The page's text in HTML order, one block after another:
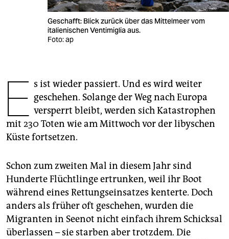
fragen & hilfe
unterstützen
genossenschaft
epaper login
Geschafft: Blick zurück über das Mittelmeer vom
italienischen Ventimiglia aus.
Foto: ap
E s ist wieder passiert. Und es wird weiter
geschehen. Solange der Weg nach Europa
versperrt bleibt, werden sich Katastrophen
mit 230 Toten wie am Mittwoch vor der libyschen
Küste fortsetzen.
Schon zum zweiten Mal in diesem Jahr sind
Hunderte Flüchtlinge ertrunken, weil ihr Boot
während eines Rettungseinsatzes kenterte. Doch
anders als früher oft geschehen, wurden die
Migranten in Seenot nicht einfach ihrem Schicksal
überlassen – sie starben aber trotzdem. Die